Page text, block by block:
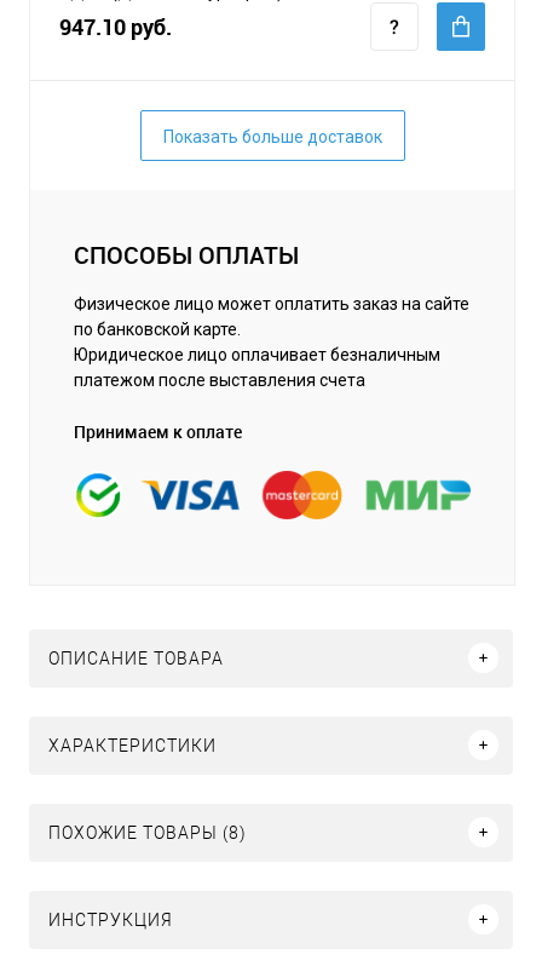
947.10 руб.
Показать больше доставок
СПОСОБЫ ОПЛАТЫ
Физическое лицо может оплатить заказ на сайте
по банковской карте.
Юридическое лицо оплачивает безналичным
платежом после выставления счета
Принимаем к оплате
ОПИСАНИЕ ТОВАРА
ХАРАКТЕРИСТИКИ
ПОХОЖИЕ ТОВАРЫ (8)
ИНСТРУКЦИЯ